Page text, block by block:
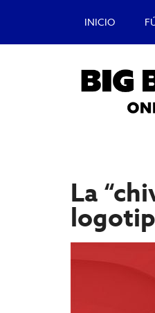
contenido
la
INICIO
Bola
Blog
casino
y
apuestas
deportivas.
La